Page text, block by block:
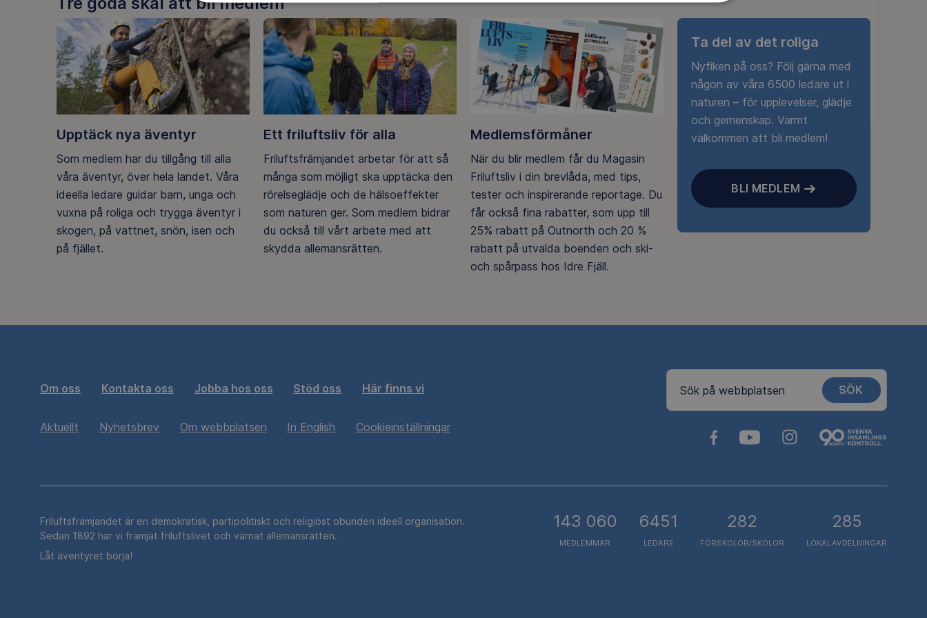
Upptäck nya äventyr
Som medlem har du tillgång till alla
våra äventyr, över hela landet. Våra
ideella ledare guidar barn, unga och
vuxna på roliga och trygga äventyr i
skogen, på vattnet, snön, isen och
på fjället.
Ett friluftsliv för alla
Friluftsfrämjandet arbetar för att så
många som möjligt ska upptäcka den
rörelseglädje och de hälsoeffekter
som naturen ger. Som medlem bidrar
du också till vårt arbete med att
skydda allemansrätten.
Medlemsförmåner
När du blir medlem får du Magasin
Friluftsliv i din brevlåda, med tips,
tester och inspirerande reportage. Du
får också fina rabatter, som upp till
25% rabatt på Outnorth och 20 %
rabatt på utvalda boenden och ski-
och spårpass hos Idre Fjäll.
Ta del av det roliga
Nyfiken på oss? Följ gärna med
någon av våra 6500 ledare ut i
naturen – för upplevelser, glädje
och gemenskap. Varmt
välkommen att bli medlem!
BLI MEDLEM
Om oss Kontakta oss Jobba hos oss Stöd oss Här finns vi
Aktuellt Nyhetsbrev Om webbplatsen In English Cookieinställningar
Sök på webbplatsen SÖK
Friluftsfrämjandet är en demokratisk, partipolitiskt och religiöst obunden ideell organisation.
Sedan 1892 har vi främjat friluftslivet och värnat allemansrätten.
Låt äventyret börja!
143 060
MEDLEMMAR
6451
LEDARE
282
FÖRSKOLOR/SKOLOR
285
LOKALAVDELNINGAR